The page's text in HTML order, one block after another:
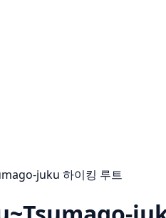
juku 하이킹 루트